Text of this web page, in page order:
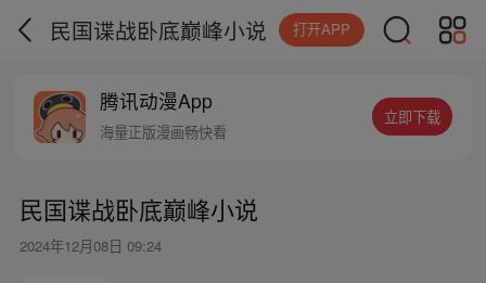
民国谍战卧底巅峰小说 打开APP
腾讯动漫App
海量正版漫画畅快看
立即下载
民国谍战卧底巅峰小说
2024年12月08日 09:24